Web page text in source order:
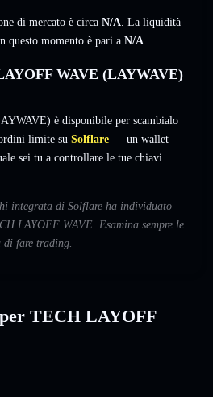
di mercato è circa N/A. La liquidità
questo momento è pari a N/A.
WAVE (LAYWAVE)
è disponibile per scambialo
limite su Solflare — un wallet
sei tu a controllare le tue chiavi
integrata di Solflare ha individuato
LAYOFF WAVE. Esamina sempre le
fare trading.
TECH LAYOFF